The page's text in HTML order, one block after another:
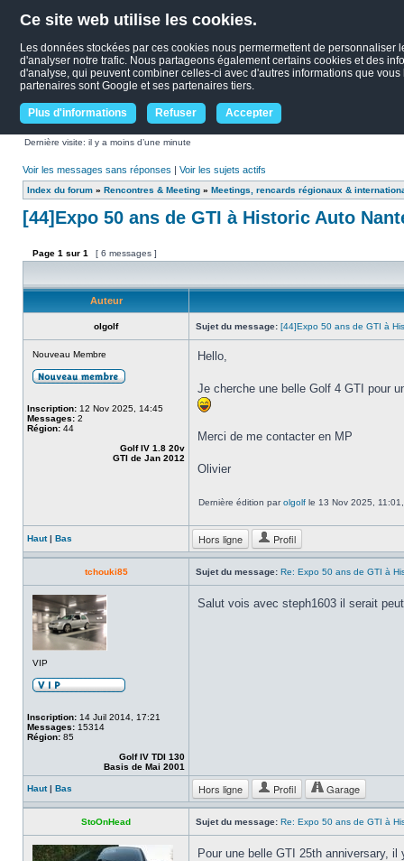
Ce site web utilise les cookies.
Les données stockées par ces cookies nous permermettent de
d'analyser notre trafic. Nous partageons également certains cookies et des
d'analyse, qui peuvent combiner celles-ci avec d'autres informations que
partenaires sont Google et ses partenaires tiers.
Plus d'informations Refuser Accepter
Dernière visite: il y a moins d’une minute
Voir les messages sans réponses | Voir les sujets actifs
Index du forum » Rencontres & Meeting » Meetings, rencards régionaux &
[44]Expo 50 ans de GTI à Historic Auto
Page 1 sur 1 [ 6 messages ]
Auteur
olgolf Sujet du message: [44]Expo 50 ans de GTI à
Nouveau Membre
Inscription: 12 Nov 2025, 14:45
Messages: 2
Région: 44
Golf IV 1.8 20v
GTI de Jan 2012
Hello,
Je cherche une belle Golf 4 GTI pour
Merci de me contacter en MP
Olivier
Dernière édition parolgolf le 13 Nov 2025,
Haut| Bas Hors ligne Profil
tchouki85 Sujet du message: Re: Expo 50 ans de GTI à
VIP
Inscription: 14 Juil 2014, 17:21
Messages: 15314
Région: 85
Golf IV TDI 130
Basis de Mai 2001
Salut vois avec steph1603 il serait
Haut| Bas Hors ligne Profil Garage
StoOnHead Sujet du message: Re: Expo 50 ans de GTI à
Pour une belle GTI 25th anniversary,